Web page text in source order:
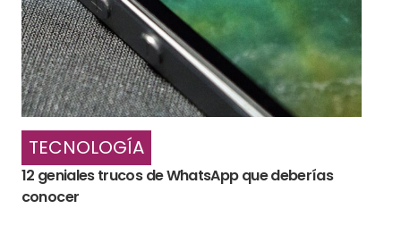
TECNOLOGÍA
12 geniales trucos de WhatsApp que deberías
conocer